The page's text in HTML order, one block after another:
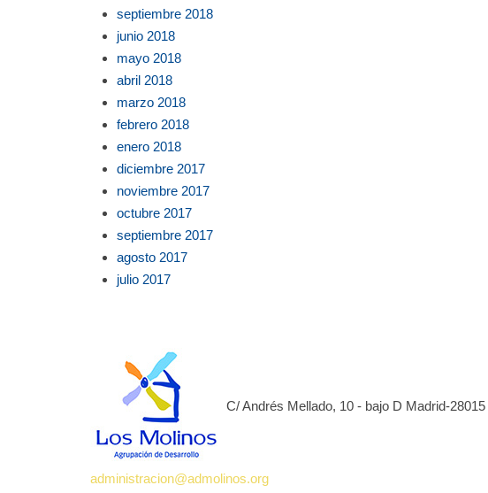
septiembre 2018
junio 2018
mayo 2018
abril 2018
marzo 2018
febrero 2018
enero 2018
diciembre 2017
noviembre 2017
octubre 2017
septiembre 2017
agosto 2017
julio 2017
C/ Andrés Mellado, 10 - bajo D Madrid-28015
administracion@admolinos.org